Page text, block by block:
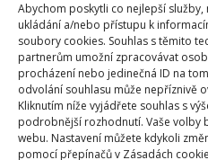
Abychom poskytli co nejlepší
ukládání a/nebo přístupu k
soubory cookies. Souhlas s těmito
partnerům umožní zpracovávat
procházení nebo jedinečná ID na
odvolání souhlasu může nepříznivě
Kliknutím níže vyjádřete souhlas s
podrobnější rozhodnutí. Vaše volby
webu. Nastavení můžete kdykoli
pomocí přepínačů v Zásadách
Fotografie: Pixabay
Jak používat